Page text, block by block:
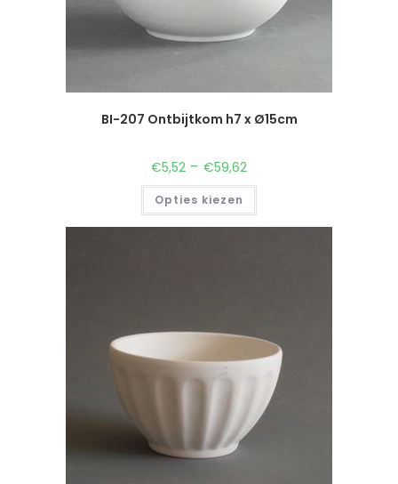
BI-207 Ontbijtkom h7 x Ø15cm
€5,52 - €59,62
Opties kiezen